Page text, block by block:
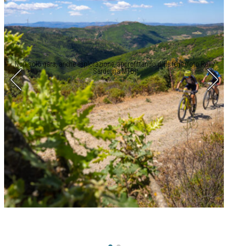
Non solo gara, anche esplorazione, approfittando delle ferie (foto Rally
Sardegna MTB)